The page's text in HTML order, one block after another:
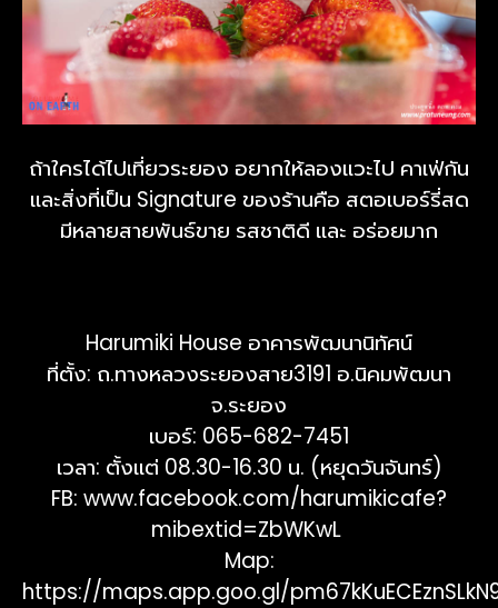
ถ้าใครได้ไปเที่ยวระยอง อยากให้ลองแวะไป คาเฟ่กัน
และสิ่งที่เป็น Signature ของร้านคือ สตอเบอร์รี่สด
มีหลายสายพันธ์ขาย รสชาติดี และ อร่อยมาก
Harumiki House อาคารพัฒนานิทัศน์
ที่ตั้ง: ถ.ทางหลวงระยองสาย3191 อ.นิคมพัฒนา
จ.ระยอง
เบอร์: 065-682-7451
เวลา: ตั้งแต่ 08.30-16.30 น. (หยุดวันจันทร์)
FB: www.facebook.com/harumikicafe?
mibextid=ZbWKwL
Map:
https://maps.app.goo.gl/